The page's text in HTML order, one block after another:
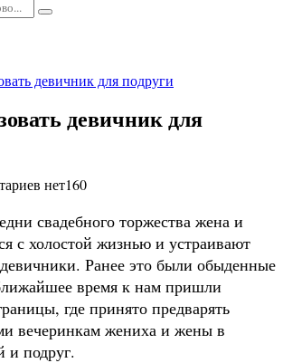
Поиск
девичник для подруги
девичник для
нет160
свадебного торжества жена и
с холостой жизнью и устраивают
Ранее это были обыденные
время к нам пришли
где принято предварять
вечеринкам жениха и жены в
и подруг.